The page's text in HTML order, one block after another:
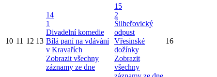
10 11 12 13
14
1
Divadelní komedie
Bílá paní na vdávání
v Kravařích
Zobrazit všechny
záznamy ze dne
15
2
Šilheřovický
odpust
Vřesinské
dožínky
Zobrazit
všechny
16